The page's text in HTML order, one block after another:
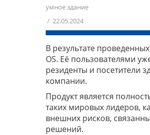
умное здание
/ 22.05.2024
В результате
OS. Её пользователями
резиденты и посетители
компании.
Продукт является
таких мировых лидеров,
внешних рисков,
решений.